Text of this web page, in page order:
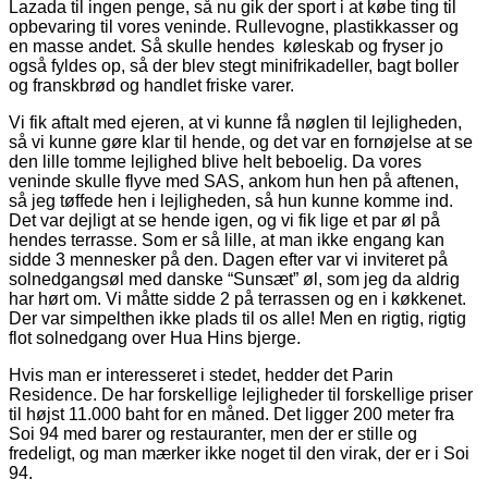
Lazada til ingen penge, så nu gik der sport i at købe ting til
opbevaring til vores veninde. Rullevogne, plastikkasser og
en masse andet. Så skulle hendes køleskab og fryser jo
også fyldes op, så der blev stegt minifrikadeller, bagt boller
og franskbrød og handlet friske varer.
Vi fik aftalt med ejeren, at vi kunne få nøglen til lejligheden,
så vi kunne gøre klar til hende, og det var en fornøjelse at se
den lille tomme lejlighed blive helt beboelig. Da vores
veninde skulle flyve med SAS, ankom hun hen på aftenen,
så jeg tøffede hen i lejligheden, så hun kunne komme ind.
Det var dejligt at se hende igen, og vi fik lige et par øl på
hendes terrasse. Som er så lille, at man ikke engang kan
sidde 3 mennesker på den. Dagen efter var vi inviteret på
solnedgangsøl med danske “Sunsæt” øl, som jeg da aldrig
har hørt om. Vi måtte sidde 2 på terrassen og en i køkkenet.
Der var simpelthen ikke plads til os alle! Men en rigtig, rigtig
flot solnedgang over Hua Hins bjerge.
Hvis man er interesseret i stedet, hedder det Parin
Residence. De har forskellige lejligheder til forskellige priser
til højst 11.000 baht for en måned. Det ligger 200 meter fra
Soi 94 med barer og restauranter, men der er stille og
fredeligt, og man mærker ikke noget til den virak, der er i Soi
94.